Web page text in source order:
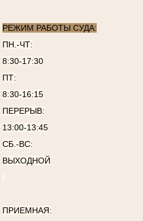
РЕЖИМ РАБОТЫ СУДА:
ПН.-ЧТ:
8:30-17:30
ПТ:
8:30-16:15
ПЕРЕРЫВ:
13:00-13:45
СБ.-ВС:
ВЫХОДНОЙ
ПРИЕМНАЯ: